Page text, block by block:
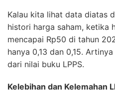
Kalau kita lihat data diatas
histori harga saham, ketika
mencapai Rp50 di tahun
hanya 0,13 dan 0,15.
dari nilai buku LPPS.
Kelebihan dan Kelemahan